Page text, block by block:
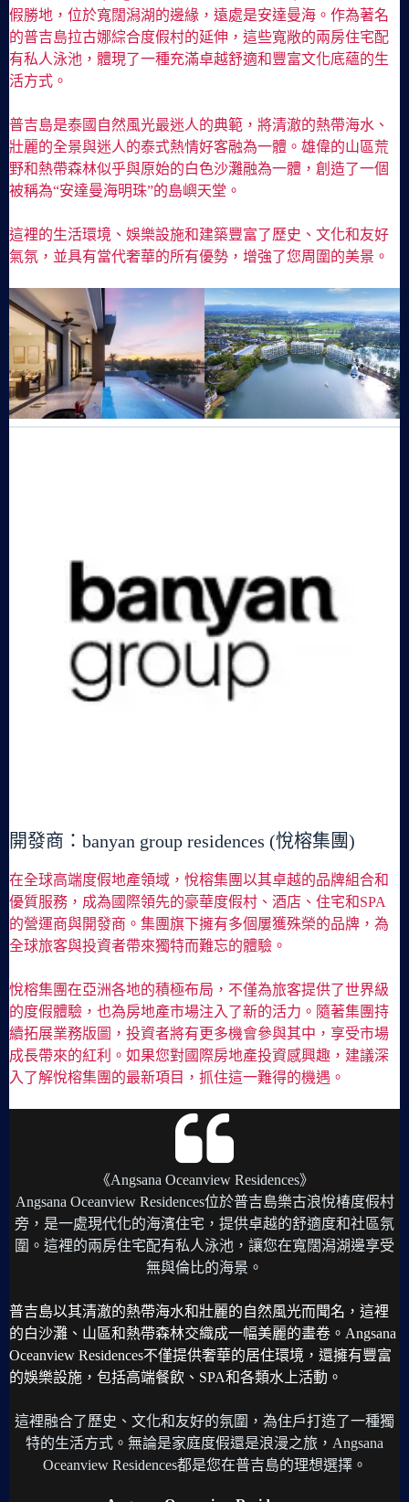
假勝地，位於寬闊潟湖的邊緣，遠處是安達曼海。作為著名
的普吉島拉古娜綜合度假村的延伸，這些寬敞的兩房住宅配
有私人泳池，體現了一種充滿卓越舒適和豐富文化底蘊的生
活方式。
普吉島是泰國自然風光最迷人的典範，將清澈的熱帶海水、
壯麗的全景與迷人的泰式熱情好客融為一體。雄偉的山區荒
野和熱帶森林似乎與原始的白色沙灘融為一體，創造了一個
被稱為“安達曼海明珠”的島嶼天堂。
這裡的生活環境、娛樂設施和建築豐富了歷史、文化和友好
氣氛，並具有當代奢華的所有優勢，增強了您周圍的美景。
開發商：banyan group residences (悅榕集團)
在全球高端度假地產領域，悅榕集團以其卓越的品牌組合和
優質服務，成為國際領先的豪華度假村、酒店、住宅和SPA
的營運商與開發商。集團旗下擁有多個屢獲殊榮的品牌，為
全球旅客與投資者帶來獨特而難忘的體驗。
悅榕集團在亞洲各地的積極布局，不僅為旅客提供了世界級
的度假體驗，也為房地產市場注入了新的活力。隨著集團持
續拓展業務版圖，投資者將有更多機會參與其中，享受市場
成長帶來的紅利。如果您對國際房地產投資感興趣，建議深
入了解悅榕集團的最新項目，抓住這一難得的機遇。
《Angsana Oceanview Residences》
Angsana Oceanview Residences位於普吉島樂古浪悅椿度假村
旁，是一處現代化的海濱住宅，提供卓越的舒適度和社區氛
圍。這裡的兩房住宅配有私人泳池，讓您在寬闊潟湖邊享受
無與倫比的海景。
普吉島以其清澈的熱帶海水和壯麗的自然風光而聞名，這裡
的白沙灘、山區和熱帶森林交織成一幅美麗的畫卷。Angsana
Oceanview Residences不僅提供奢華的居住環境，還擁有豐富
的娛樂設施，包括高端餐飲、SPA和各類水上活動。
這裡融合了歷史、文化和友好的氛圍，為住戶打造了一種獨
特的生活方式。無論是家庭度假還是浪漫之旅，Angsana
Oceanview Residences都是您在普吉島的理想選擇。